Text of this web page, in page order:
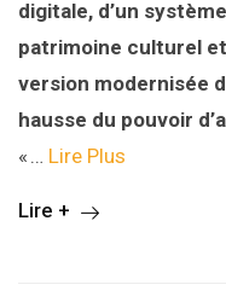
digitale, d’un
patrimoine culturel
version modernisée
hausse du pouvoir
« … Lire Plus
Lire +